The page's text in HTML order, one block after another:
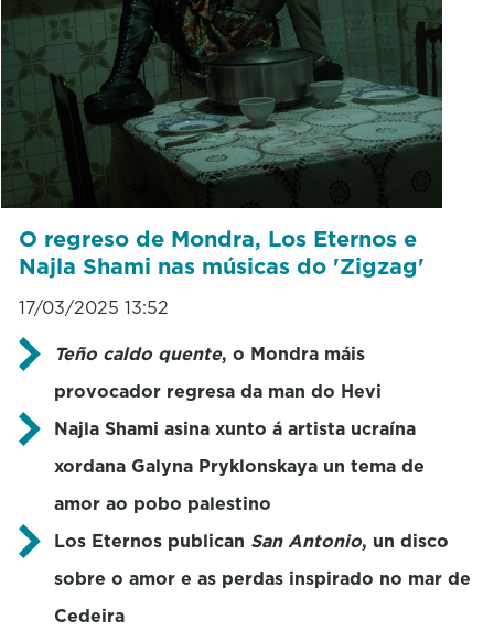
O regreso de Mondra, Los Eternos e
Najla Shami nas músicas do 'Zigzag'
17/03/2025 13:52
Teño caldo quente, o Mondra máis
provocador regresa da man do Hevi
Najla Shami asina xunto á artista ucraína
xordana Galyna Pryklonskaya un tema de
amor ao pobo palestino
Los Eternos publican San Antonio, un disco
sobre o amor e as perdas inspirado no mar de
Cedeira